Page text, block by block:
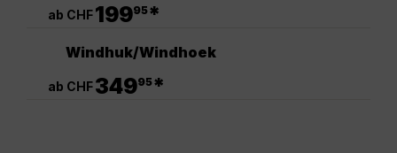
ab CHF19995*
Windhuk/Windhoek
ab CHF34995*